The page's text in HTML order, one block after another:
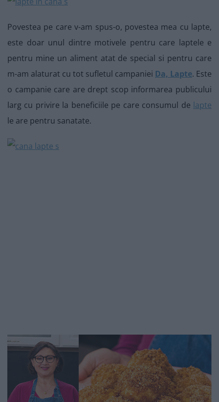
Povestea pe care v-am spus-o, povestea mea cu lapte,
este doar unul dintre motivele pentru care laptele e
pentru mine un aliment atat de special si pentru care
m-am alaturat cu tot sufletul campaniei Da, Lapte. Este
o campanie care are drept scop informarea publicului
larg cu privire la beneficiile pe care consumul de lapte
le are pentru sanatate.